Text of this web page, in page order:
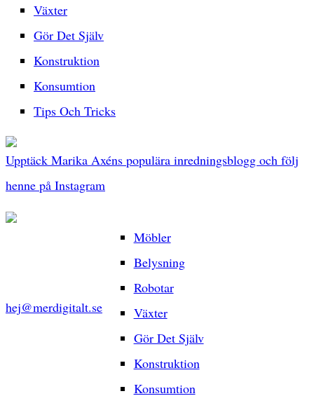
Växter
Gör Det Själv
Konstruktion
Konsumtion
Tips Och Tricks
Upptäck Marika Axéns populära inredningsblogg och följ
henne på Instagram
Möbler
Belysning
Robotar
Växter
Gör Det Själv
Konstruktion
Konsumtion
hej@merdigitalt.se